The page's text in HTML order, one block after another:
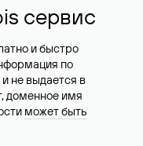
сервис
и быстро
по
не выдается в
доменное имя
может быть